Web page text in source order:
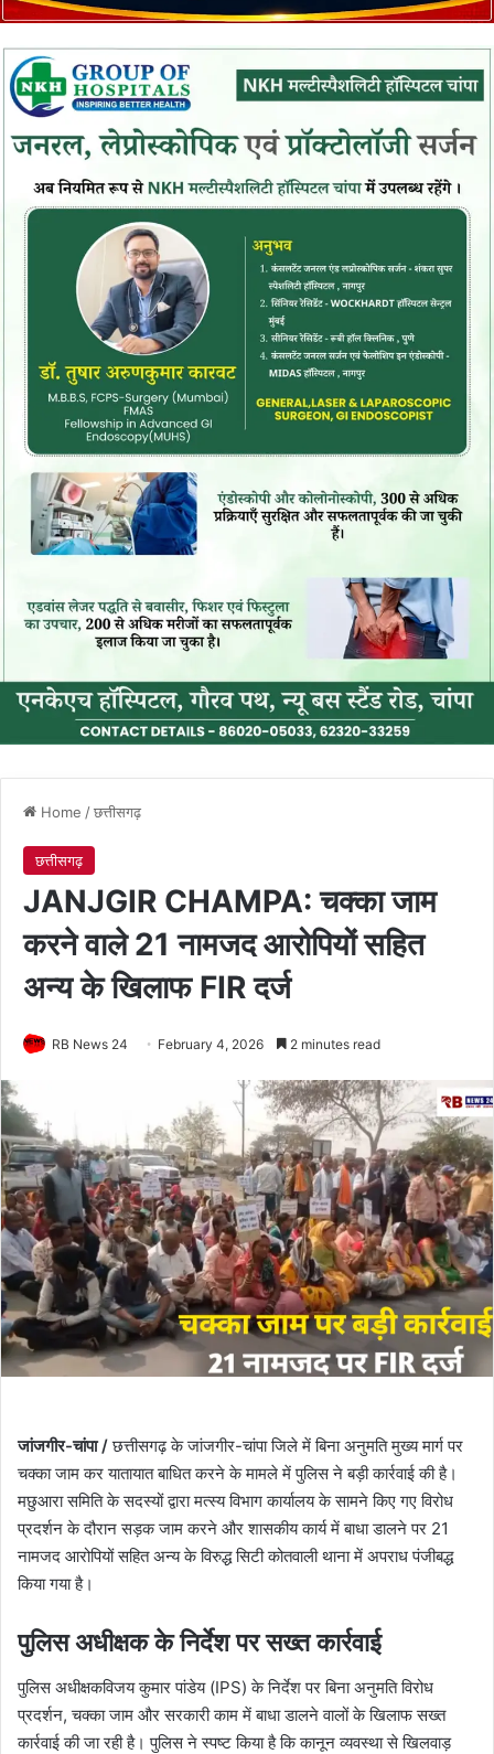
Home /छत्तीसगढ़
छत्तीसगढ़
JANJGIR CHAMPA: चक्का जाम
करने वाले 21 नामजद आरोपियों सहित
अन्य के खिलाफ FIR दर्ज
RB News 24 February 4, 2026 2 minutes read
जांजगीर-चांपा /छत्तीसगढ़ के जांजगीर-चांपा जिले में बिना अनुमति मुख्य मार्ग पर
चक्का जाम कर यातायात बाधित करने के मामले में पुलिस ने बड़ी कार्रवाई की है।
मछुआरा समिति के सदस्यों द्वारा मत्स्य विभाग कार्यालय के सामने किए गए विरोध
प्रदर्शन के दौरान सड़क जाम करने और शासकीय कार्य में बाधा डालने पर 21
नामजद आरोपियों सहित अन्य के विरुद्ध सिटी कोतवाली थाना में अपराध पंजीबद्ध
किया गया है।
पुलिस अधीक्षक के निर्देश पर सख्त कार्रवाई
पुलिस अधीक्षकविजय कुमार पांडेय (IPS) के निर्देश पर बिना अनुमति विरोध
प्रदर्शन, चक्का जाम और सरकारी काम में बाधा डालने वालों के खिलाफ सख्त
कार्रवाई की जा रही है। पुलिस ने स्पष्ट किया है कि कानून व्यवस्था से खिलवाड़